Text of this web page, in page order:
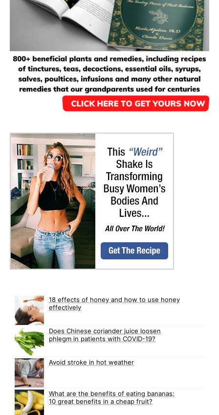
18 effects of honey and how to use honey
effectively
Does Chinese coriander juice loosen
phlegm in patients with COVID-19?
Avoid stroke in hot weather
What are the benefits of eating bananas:
10 great benefits in a cheap fruit?